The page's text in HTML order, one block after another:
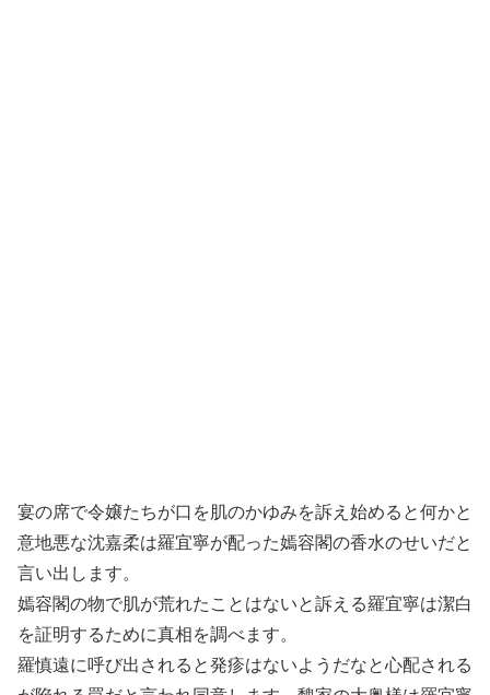
宴の席で令嬢たちが口を肌のかゆみを訴え始めると何かと
意地悪な沈嘉柔は羅宜寧が配った嫣容閣の香水のせいだと
言い出します。
嫣容閣の物で肌が荒れたことはないと訴える羅宜寧は潔白
を証明するために真相を調べます。
羅慎遠に呼び出されると発疹はないようだなと心配される